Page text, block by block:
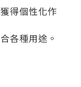
得個性化作
各種用途。